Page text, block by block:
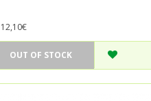
12,10€
OUT OF STOCK